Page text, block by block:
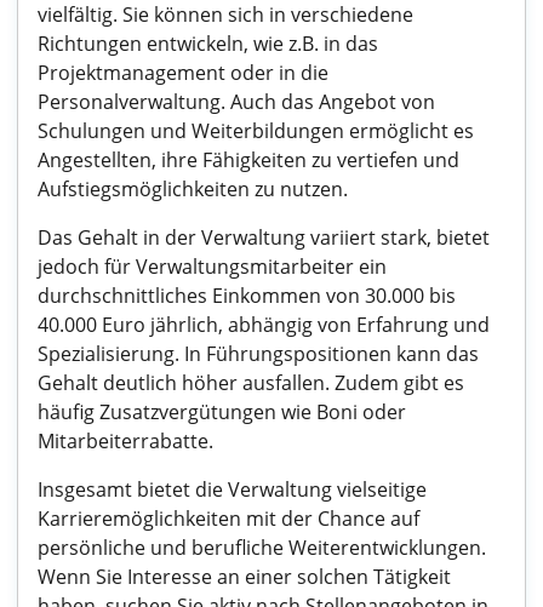
vielfältig. Sie können sich in verschiedene
Richtungen entwickeln, wie z.B. in das
Projektmanagement oder in die
Personalverwaltung. Auch das Angebot von
Schulungen und Weiterbildungen ermöglicht es
Angestellten, ihre Fähigkeiten zu vertiefen und
Aufstiegsmöglichkeiten zu nutzen.
Das Gehalt in der Verwaltung variiert stark, bietet
jedoch für Verwaltungsmitarbeiter ein
durchschnittliches Einkommen von 30.000 bis
40.000 Euro jährlich, abhängig von Erfahrung und
Spezialisierung. In Führungspositionen kann das
Gehalt deutlich höher ausfallen. Zudem gibt es
häufig Zusatzvergütungen wie Boni oder
Mitarbeiterrabatte.
Insgesamt bietet die Verwaltung vielseitige
Karrieremöglichkeiten mit der Chance auf
persönliche und berufliche Weiterentwicklungen.
Wenn Sie Interesse an einer solchen Tätigkeit